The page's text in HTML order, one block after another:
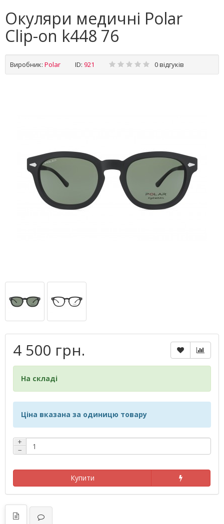
Окуляри медичні Polar
Clip-on k448 76
Виробник: Polar ID: 921 0 відгуків
4 500 грн.
На складі
Ціна вказана за одиницю товару
+
−
Купити